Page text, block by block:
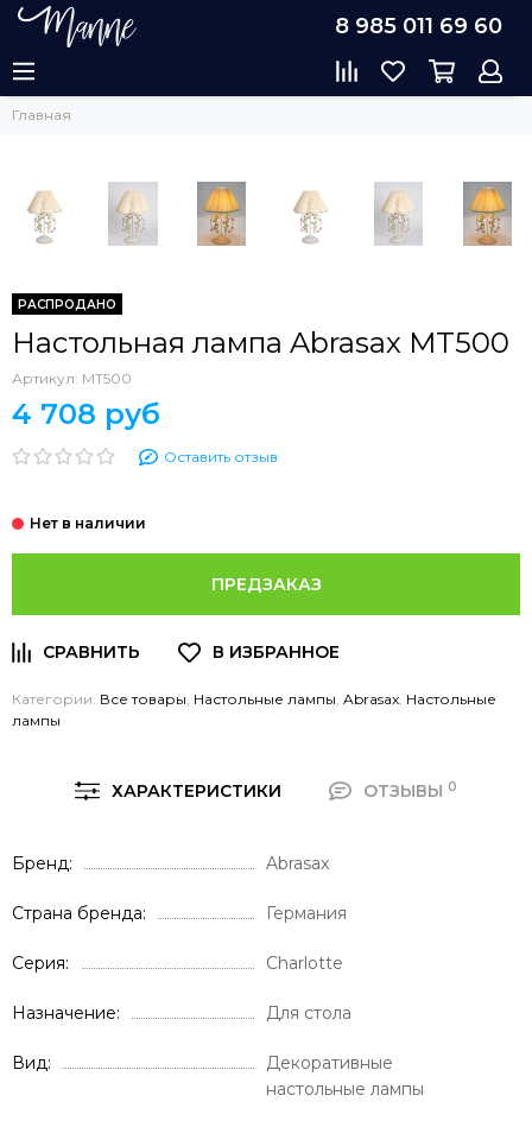
8 985 011 69 60
Главная
РАСПРОДАНО
Настольная лампа Abrasax MT500
Артикул: MT500
4 708 руб
Оставить отзыв
ПРЕДЗАКАЗ
Категории: Все товары, Настольные лампы, Abrasax, Настольные
лампы
ХАРАКТЕРИСТИКИ ОТЗЫВЫ 0
Бренд Abrasax
Страна бренда Германия
Серия Charlotte
Назначение Для стола
Вид
Декоративные
настольные лампы